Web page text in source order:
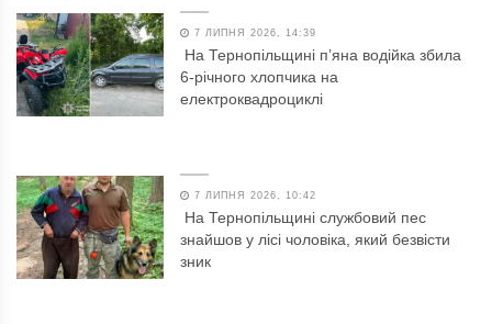
7 ЛИПНЯ 2026, 14:39
На Тернопільщині п’яна водійка збила
6-річного хлопчика на
електроквадроциклі
7 ЛИПНЯ 2026, 10:42
На Тернопільщині службовий пес
знайшов у лісі чоловіка, який безвісти
зник